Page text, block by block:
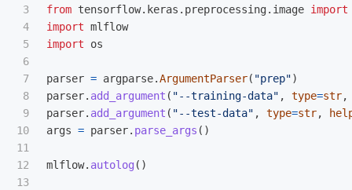
3
4
5
6
7
8
9
10
11
12
13
from tensorflow.keras.preprocessing.image import
import mlflow
import
os
parser = argparse.ArgumentParser( "prep")
parser. add_argument ( "--training-data" , type=str,
parser. add_argument ( "--test-data" , type=str,
args = parser. parse_args ()
mlflow. autolog ()